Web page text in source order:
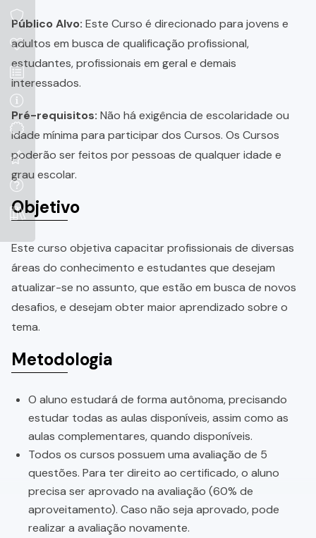
Público Alvo: Este Curso é direcionado para jovens e
adultos em busca de qualificação profissional,
estudantes, profissionais em geral e demais
interessados.
Pré-requisitos: Não há exigência de escolaridade ou
idade mínima para participar dos Cursos. Os Cursos
poderão ser feitos por pessoas de qualquer idade e
grau escolar.
Objetivo
Este curso objetiva capacitar profissionais de diversas
áreas do conhecimento e estudantes que desejam
atualizar-se no assunto, que estão em busca de novos
desafios, e desejam obter maior aprendizado sobre o
tema.
Metodologia
O aluno estudará de forma autônoma, precisando
estudar todas as aulas disponíveis, assim como as
aulas complementares, quando disponíveis.
Todos os cursos possuem uma avaliação de 5
questões. Para ter direito ao certificado, o aluno
precisa ser aprovado na avaliação (60% de
aproveitamento). Caso não seja aprovado, pode
realizar a avaliação novamente.